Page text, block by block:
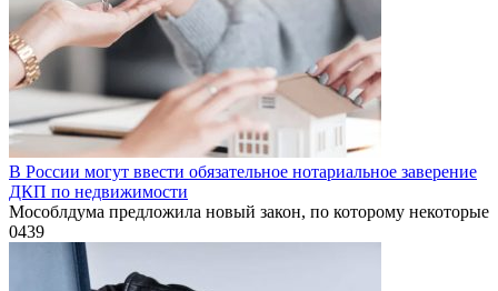
В России могут ввести обязательное нотариальное заверение
ДКП по недвижимости
Мособлдума предложила новый закон, по которому некоторые
0439